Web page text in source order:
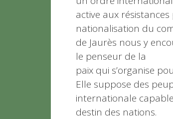
active aux
nationalisation du
de Jaurès nous y
le penseur de la
paix qui s’organise
Elle suppose des
internationale
destin des nations.